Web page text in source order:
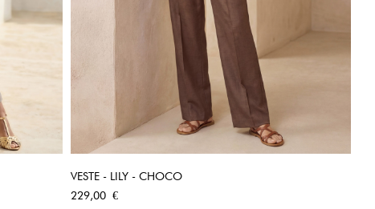
VESTE - LILY - CHOCO
Prix
229,00 €